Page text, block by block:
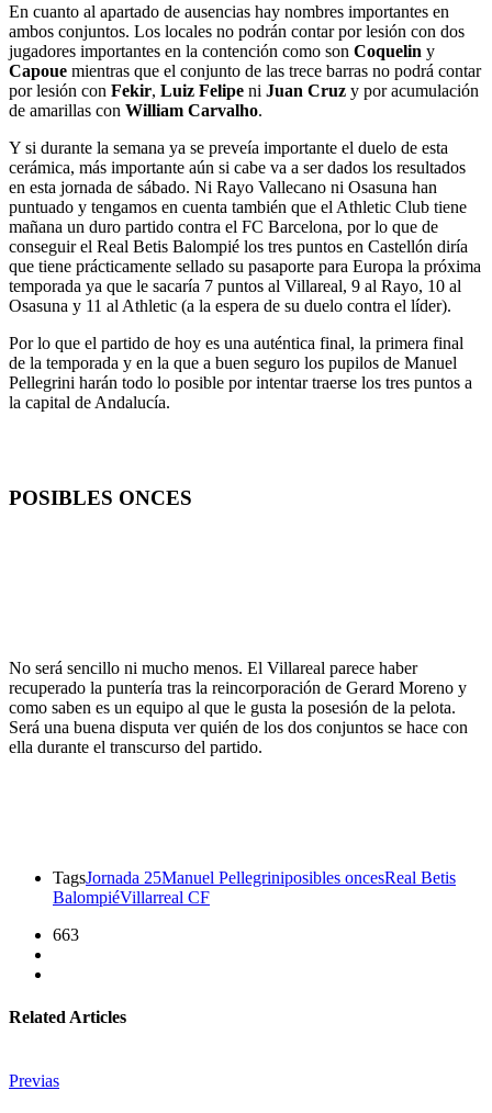
En cuanto al apartado de ausencias hay nombres importantes en
ambos conjuntos. Los locales no podrán contar por lesión con dos
jugadores importantes en la contención como son Coquelin y
Capoue mientras que el conjunto de las trece barras no podrá contar
por lesión con Fekir, Luiz Felipe ni Juan Cruz y por acumulación
de amarillas con William Carvalho.
Y si durante la semana ya se preveía importante el duelo de esta
cerámica, más importante aún si cabe va a ser dados los resultados
en esta jornada de sábado. Ni Rayo Vallecano ni Osasuna han
puntuado y tengamos en cuenta también que el Athletic Club tiene
mañana un duro partido contra el FC Barcelona, por lo que de
conseguir el Real Betis Balompié los tres puntos en Castellón diría
que tiene prácticamente sellado su pasaporte para Europa la próxima
temporada ya que le sacaría 7 puntos al Villareal, 9 al Rayo, 10 al
Osasuna y 11 al Athletic (a la espera de su duelo contra el líder).
Por lo que el partido de hoy es una auténtica final, la primera final
de la temporada y en la que a buen seguro los pupilos de Manuel
Pellegrini harán todo lo posible por intentar traerse los tres puntos a
la capital de Andalucía.
POSIBLES ONCES
No será sencillo ni mucho menos. El Villareal parece haber
recuperado la puntería tras la reincorporación de Gerard Moreno y
como saben es un equipo al que le gusta la posesión de la pelota.
Será una buena disputa ver quién de los dos conjuntos se hace con
ella durante el transcurso del partido.
TagsJornada 25Manuel Pellegriniposibles oncesReal Betis
BalompiéVillarreal CF
663
Related Articles
Previas